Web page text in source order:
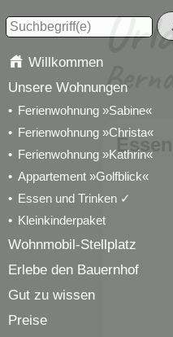
Willkommen
Unsere Wohnungen
Ferienwohnung »Sabine«
Ferienwohnung »Christa«
Ferienwohnung »Kathrin«
Appartement »Golfblick«
Essen und Trinken
Kleinkinderpaket
Wohnmobil-Stellplatz
Erlebe den Bauernhof
Gut zu wissen
Preise